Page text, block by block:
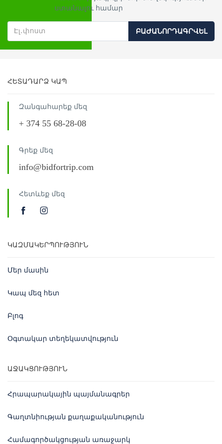
ստանալու համար
ԲԱԺԱՆՈՐԴԱԳՐՎԵԼ
ՀԵՏԱԴԱՐՁ ԿԱՊ
Զանգահարեք մեզ
+ 374 55 68-28-08
Գրեք մեզ
info@bidfortrip.com
Հետևեք մեզ
ԿԱԶՄԱԿԵՐՊՈՒԹՅՈՒՆ
Մեր մասին
Կապ մեզ հետ
Բլոգ
Օգտակար տեղեկատվություն
ԱՋԱԿՑՈՒԹՅՈՒՆ
Հրապարակային պայմանագրեր
Գաղտնիության քաղաքականություն
Համագործակցության առաջարկ